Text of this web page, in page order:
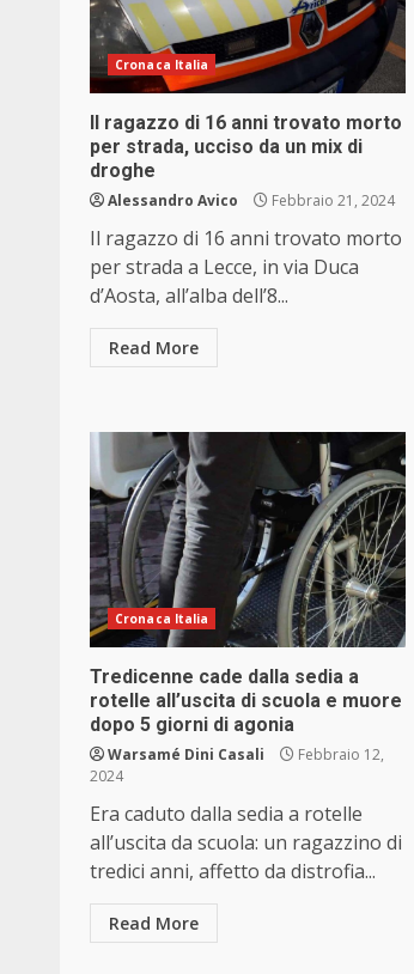
Cronaca Italia
Il ragazzo di 16 anni trovato morto
per strada, ucciso da un mix di
droghe
Alessandro Avico Febbraio 21, 2024
Il ragazzo di 16 anni trovato morto
per strada a Lecce, in via Duca
d’Aosta, all’alba dell’8...
Read More
Cronaca Italia
Tredicenne cade dalla sedia a
rotelle all’uscita di scuola e muore
dopo 5 giorni di agonia
Warsamé Dini Casali
Febbraio 12,
2024
Era caduto dalla sedia a rotelle
all’uscita da scuola: un ragazzino di
tredici anni, affetto da distrofia...
Read More